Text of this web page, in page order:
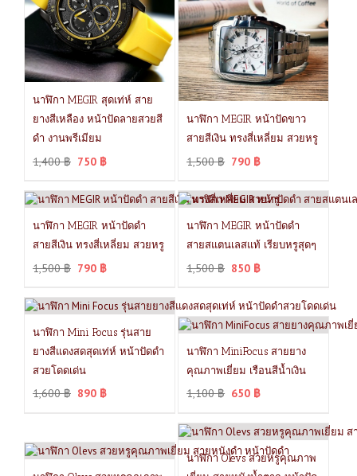
นาฬิกา MEGIR สุดเท่ห์ สาย
ยางสีเหลือง หน้าปัดลายสวยสี
ดำ งานพรีเมียม
1,400฿ 750 ฿
นาฬิกา MEGIR หน้าปัดขาว
สายสีเงิน ทรงสี่เหลี่ยม สวยหรู
1,500฿ 790 ฿
นาฬิกา MEGIR หน้าปัดดำ
สายสีเงิน ทรงสี่เหลี่ยม สวยหรู
1,500฿ 790 ฿
นาฬิกา MEGIR หน้าปัดดำ
สายสแตนเลสแท้ เรียบหรูสุดๆ
1,500฿ 850 ฿
นาฬิกา Mini Focus รุ่นสาย
ยางสีแดงสดสุดเท่ห์ หน้าปัดดำ
สวยโดดเด่น
1,600฿ 890 ฿
นาฬิกา MiniFocus สายยาง
คุณภาพเยี่ยม เรือนสีน้ำเงิน
1,100฿ 650 ฿
นาฬิกา Olevs สวยหรูคุณภาพ